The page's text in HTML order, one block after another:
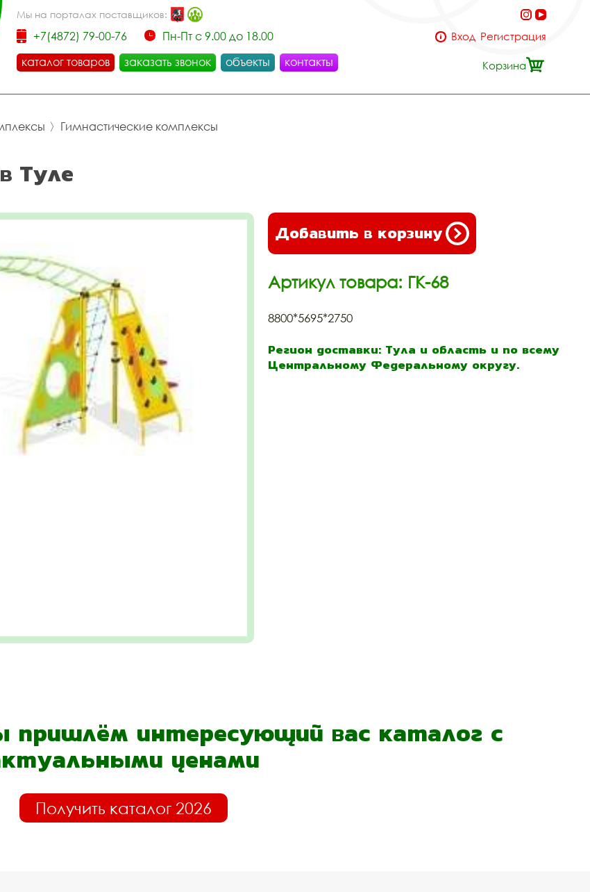
Мы на порталах поставщиков:
+7(4872) 79-00-76
Пн-Пт с 9.00 до 18.00
каталог товаров
заказать звонок объекты контакты
Вход Регистрация
Корзина
〉 Гимнастические комплексы
Туле
Добавить в корзину
Артикул товара: ГК-68
8800*5695*2750
Регион доставки: Тула и область и по всему
Центральному Федеральному округу.
пришлём интересующий вас каталог с
ценами
Получить каталог 2026